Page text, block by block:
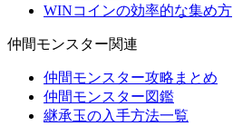
WINコインの効率的な集め方
仲間モンスター関連
仲間モンスター攻略まとめ
仲間モンスター図鑑
継承玉の入手方法一覧